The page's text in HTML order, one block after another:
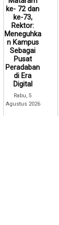
ke- 72 dan
ke-73,
Rektor:
Meneguhka
n Kampus
Sebagai
Pusat
Peradaban
di Era
Digital
Rabu, 5
Agustus 2026